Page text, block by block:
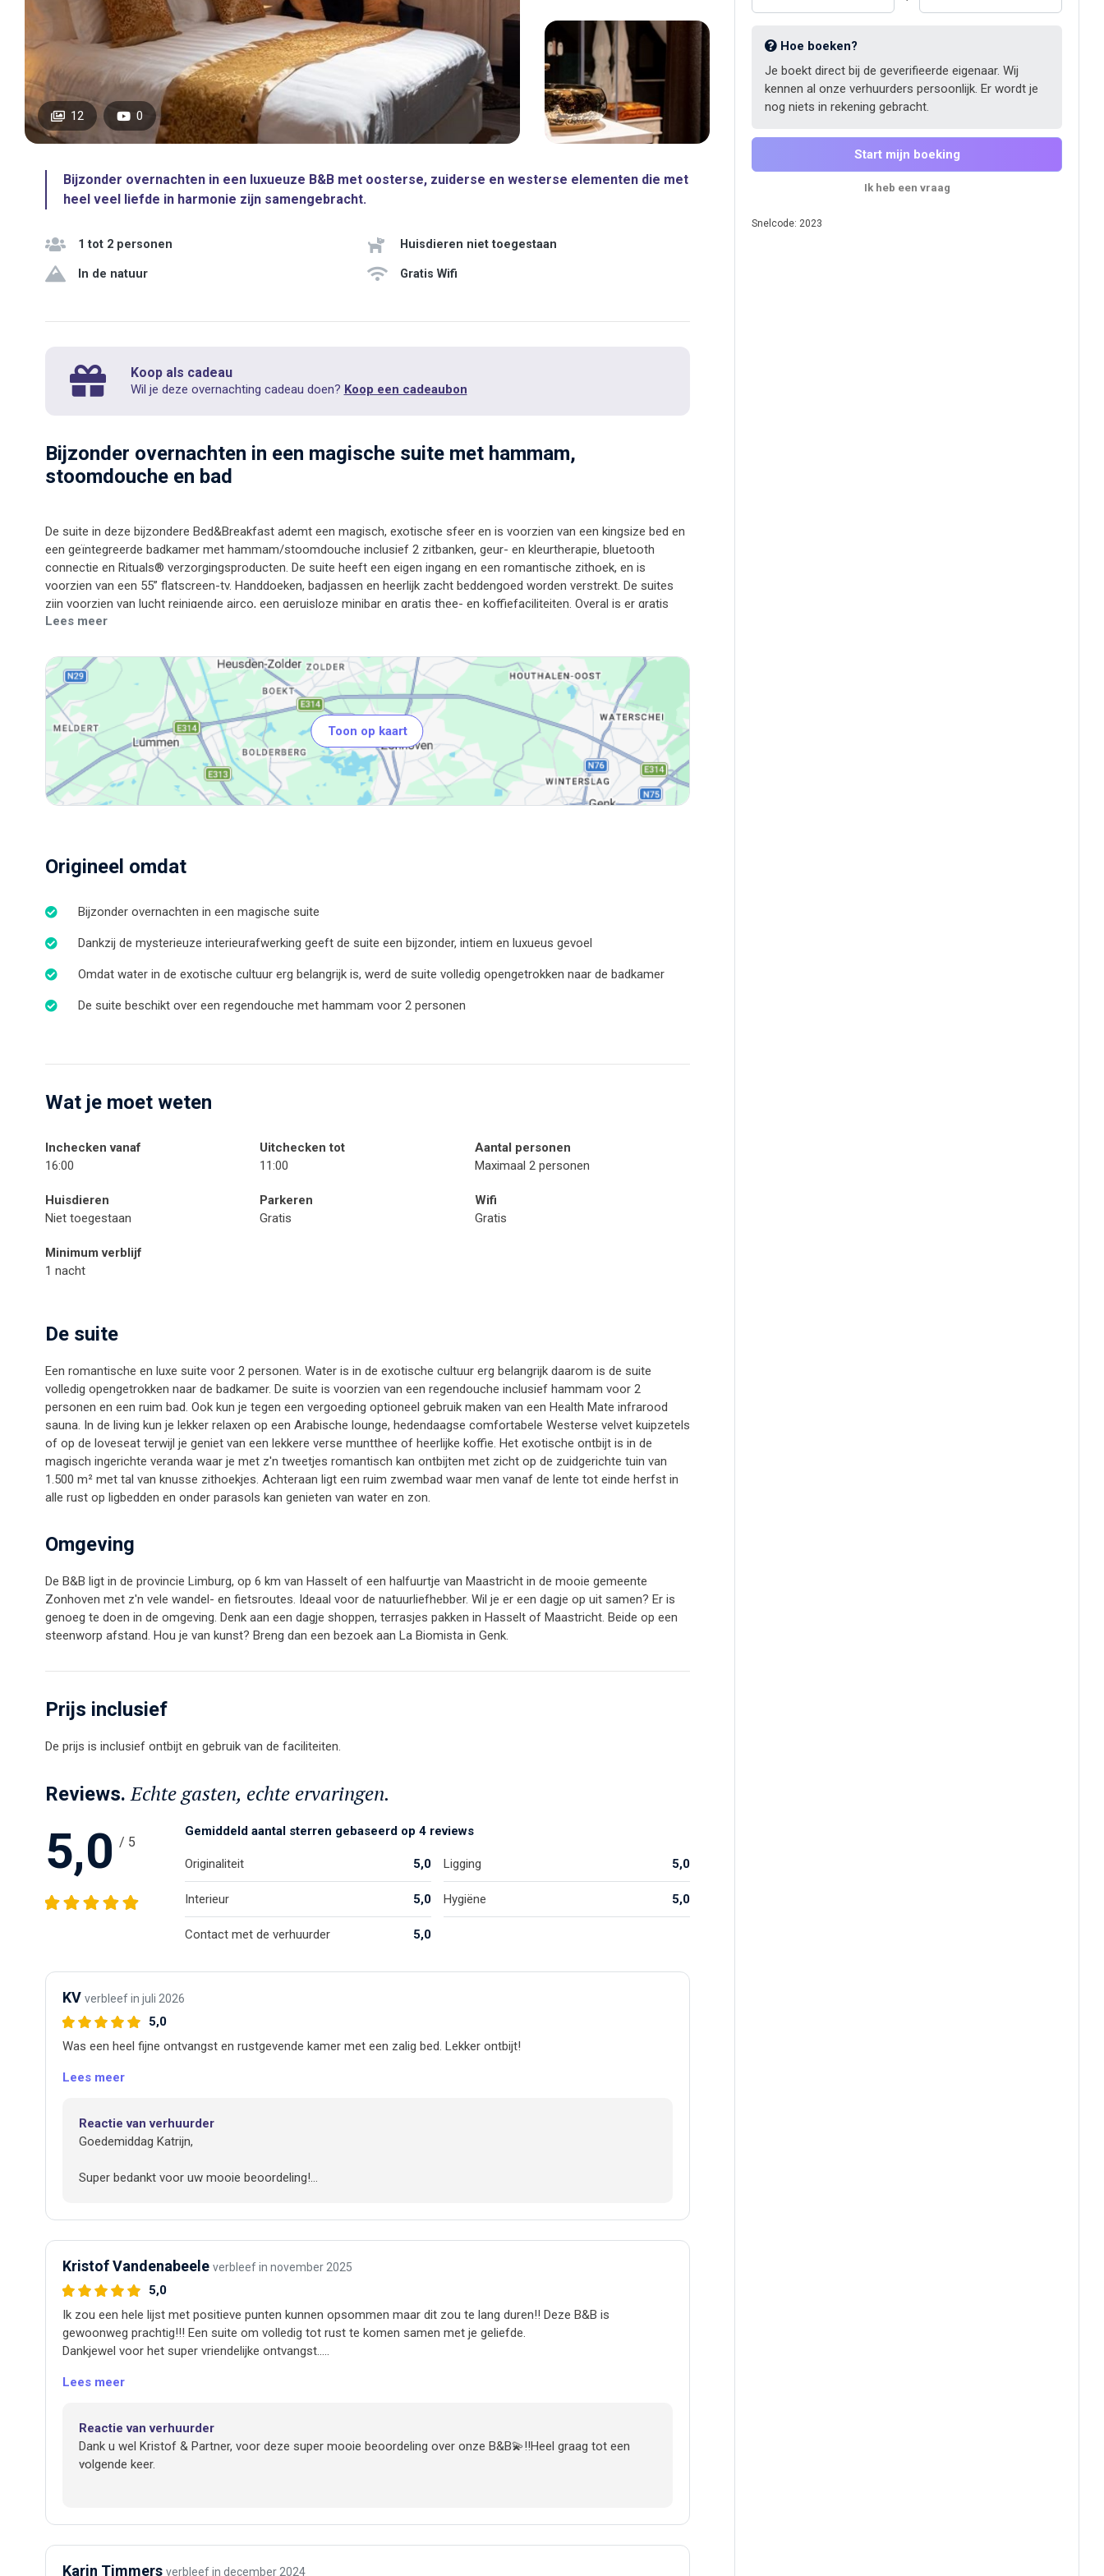
12 0
Bijzonder overnachten in een luxueuze B&B met oosterse, zuiderse en westerse elementen die met
heel veel liefde in harmonie zijn samengebracht.
1 tot 2 personen Huisdieren niet toegestaan
In de natuur Gratis Wifi
Koop als cadeau
Wil je deze overnachting cadeau doen? Koop een cadeaubon
Bijzonder overnachten in een magische suite met hammam,
stoomdouche en bad
De suite in deze bijzondere Bed&Breakfast ademt een magisch, exotische sfeer en is voorzien van een kingsize bed en
een geïntegreerde badkamer met hammam/stoomdouche inclusief 2 zitbanken, geur- en kleurtherapie, bluetooth
connectie en Rituals® verzorgingsproducten. De suite heeft een eigen ingang en een romantische zithoek, en is
voorzien van een 55” flatscreen-tv. Handdoeken, badjassen en heerlijk zacht beddengoed worden verstrekt. De suites
zijn voorzien van lucht reinigende airco, een geruisloze minibar en gratis thee- en koffiefaciliteiten. Overal is er gratis
sterke WiFi.
Lees meer
Toon op kaart
Origineel omdat
Bijzonder overnachten in een magische suite
Dankzij de mysterieuze interieurafwerking geeft de suite een bijzonder, intiem en luxueus gevoel
Omdat water in de exotische cultuur erg belangrijk is, werd de suite volledig opengetrokken naar de badkamer
De suite beschikt over een regendouche met hammam voor 2 personen
Wat je moet weten
Inchecken vanaf
16:00
Uitchecken tot
11:00
Aantal personen
Maximaal 2 personen
Huisdieren
Niet toegestaan
Parkeren
Gratis
Wifi
Gratis
Minimum verblijf
1 nacht
De suite
Een romantische en luxe suite voor 2 personen. Water is in de exotische cultuur erg belangrijk daarom is de suite
volledig opengetrokken naar de badkamer. De suite is voorzien van een regendouche inclusief hammam voor 2
personen en een ruim bad. Ook kun je tegen een vergoeding optioneel gebruik maken van een Health Mate infrarood
sauna. In de living kun je lekker relaxen op een Arabische lounge, hedendaagse comfortabele Westerse velvet kuipzetels
of op de loveseat terwijl je geniet van een lekkere verse muntthee of heerlijke koffie. Het exotische ontbijt is in de
magisch ingerichte veranda waar je met z'n tweetjes romantisch kan ontbijten met zicht op de zuidgerichte tuin van
1.500 m² met tal van knusse zithoekjes. Achteraan ligt een ruim zwembad waar men vanaf de lente tot einde herfst in
alle rust op ligbedden en onder parasols kan genieten van water en zon.
Omgeving
De B&B ligt in de provincie Limburg, op 6 km van Hasselt of een halfuurtje van Maastricht in de mooie gemeente
Zonhoven met z'n vele wandel- en fietsroutes. Ideaal voor de natuurliefhebber. Wil je er een dagje op uit samen? Er is
genoeg te doen in de omgeving. Denk aan een dagje shoppen, terrasjes pakken in Hasselt of Maastricht. Beide op een
steenworp afstand. Hou je van kunst? Breng dan een bezoek aan La Biomista in Genk.
Prijs inclusief
De prijs is inclusief ontbijt en gebruik van de faciliteiten.
Reviews.Echte gasten, echte ervaringen.
5,0 / 5
Gemiddeld aantal sterren gebaseerd op 4 reviews
Originaliteit 5,0 Ligging 5,0
Interieur 5,0 Hygiëne 5,0
Contact met de verhuurder 5,0
KV verbleef in juli 2026
5,0
Was een heel fijne ontvangst en rustgevende kamer met een zalig bed. Lekker ontbijt!
Lees meer
Reactie van verhuurder
Goedemiddag Katrijn,
Super bedankt voor uw mooie beoordeling!
Kristof Vandenabeele verbleef in november 2025
5,0
Ik zou een hele lijst met positieve punten kunnen opsommen maar dit zou te lang duren!! Deze B&B is
gewoonweg prachtig!!! Een suite om volledig tot rust te komen samen met je geliefde.
Dankjewel voor het super vriendelijke ontvangst..
Lees meer
Reactie van verhuurder
Dank u wel Kristof & Partner, voor deze super mooie beoordeling over onze B&B💫‼️Heel graag tot een
volgende keer.
Karin Timmers verbleef in december 2024
Hoe boeken?
Je boekt direct bij de geverifieerde eigenaar. Wij
kennen al onze verhuurders persoonlijk. Er wordt je
nog niets in rekening gebracht.
Start mijn boeking
Ik heb een vraag
Snelcode: 2023